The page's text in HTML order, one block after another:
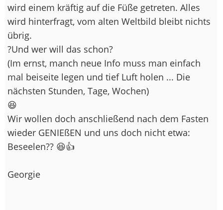
wird einem kräftig auf die Füße getreten. Alles
wird hinterfragt, vom alten Weltbild bleibt nichts
übrig.
?Und wer will das schon?
(Im ernst, manch neue Info muss man einfach
mal beiseite legen und tief Luft holen ... Die
nächsten Stunden, Tage, Wochen)
😆
Wir wollen doch anschließend nach dem Fasten
wieder GENIEßEN und uns doch nicht etwa:
Beseelen?? 😆👍
Georgie